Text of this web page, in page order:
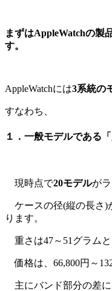
まずはAppleWatchの製
す。
AppleWatchには3系統の
すなわち、
１．一般モデルである「
現時点で20モデルが
ケースの径(縦の長さ)
ります。
重さは47～51グラム
価格は、66,800円～
主にバンド部分の差